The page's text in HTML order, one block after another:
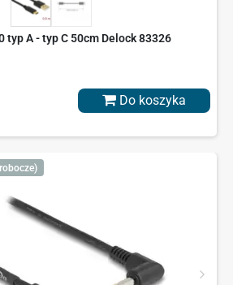
typ A - typ C 50cm Delock 83326
Do koszyka